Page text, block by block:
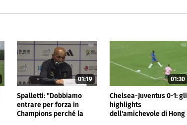
01:19
Spalletti: "Dobbiamo
entrare per forza in
Champions perché la
01:30
Chelsea-Juventus 0-1: gli
highlights
dell'amichevole di Hong